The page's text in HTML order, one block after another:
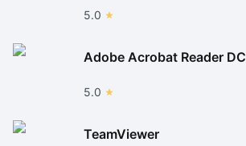
5.0
Adobe Acrobat Reader DC
5.0
TeamViewer